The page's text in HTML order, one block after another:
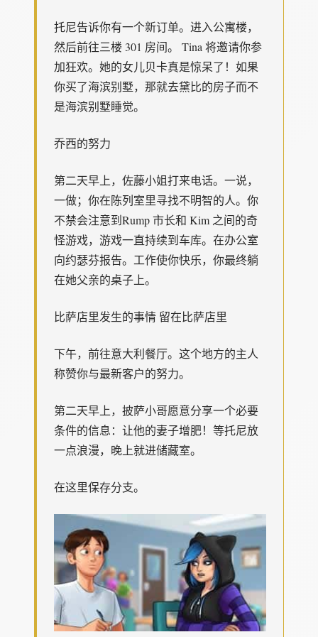
托尼告诉你有一个新订单。进入公寓楼，
然后前往三楼 301 房间。 Tina 将邀请你参
加狂欢。她的女儿贝卡真是惊呆了！如果
你买了海滨别墅，那就去黛比的房子而不
是海滨别墅睡觉。
乔西的努力
第二天早上，佐藤小姐打来电话。一说，
一做；你在陈列室里寻找不明智的人。你
不禁会注意到Rump 市长和 Kim 之间的奇
怪游戏，游戏一直持续到车库。在办公室
向约瑟芬报告。工作使你快乐，你最终躺
在她父亲的桌子上。
比萨店里发生的事情 留在比萨店里
下午，前往意大利餐厅。这个地方的主人
称赞你与最新客户的努力。
第二天早上，披萨小哥愿意分享一个必要
条件的信息：让他的妻子增肥！等托尼放
一点浪漫，晚上就进储藏室。
在这里保存分支。